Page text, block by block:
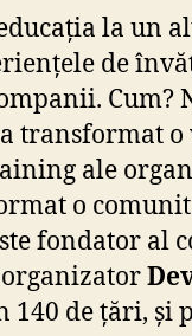
la un
de
Cum?
transformat
ale
o
fondator al
140 de țări, și